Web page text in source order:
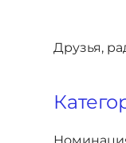
Друзья,